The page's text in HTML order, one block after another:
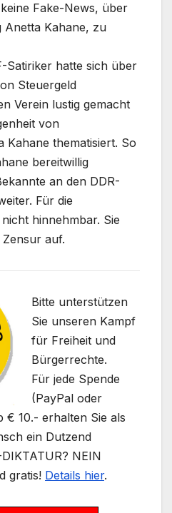
Fake-News, über
Anetta Kahane, zu
Satiriker hatte sich über
Steuergeld
Verein lustig gemacht
von
Kahane thematisiert. So
bereitwillig
an den DDR-
Für die
hinnehmbar. Sie
auf.
Bitte unterstützen
Sie unseren Kampf
für Freiheit und
Bürgerrechte.
Für jede Spende
(PayPal oder
€ 10.- erhalten Sie als
ein Dutzend
NEIN
gratis! Details hier.